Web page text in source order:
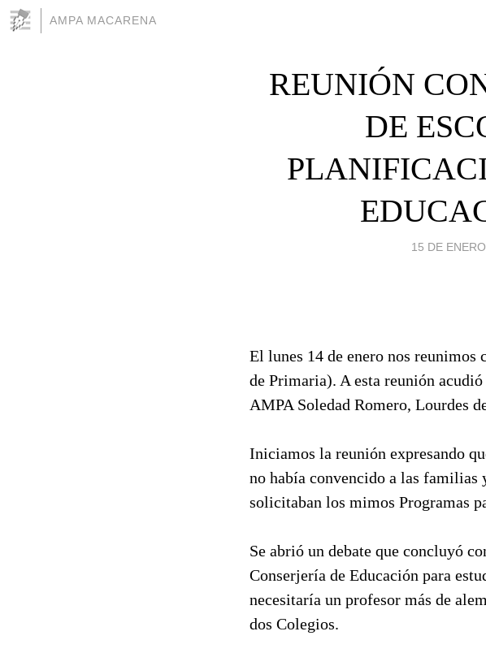
AMPA MACARENA
REUNIÓN
DE
15 DE
El lunes 14 de enero nos
de Primaria). A esta reunión
AMPA Soledad Romero, Lourdes
Iniciamos la reunión expresando
no había convencido a las familias
solicitaban los mimos Programas
Se abrió un debate que concluyó
Conserjería de Educación para
necesitaría un profesor más de
dos Colegios.